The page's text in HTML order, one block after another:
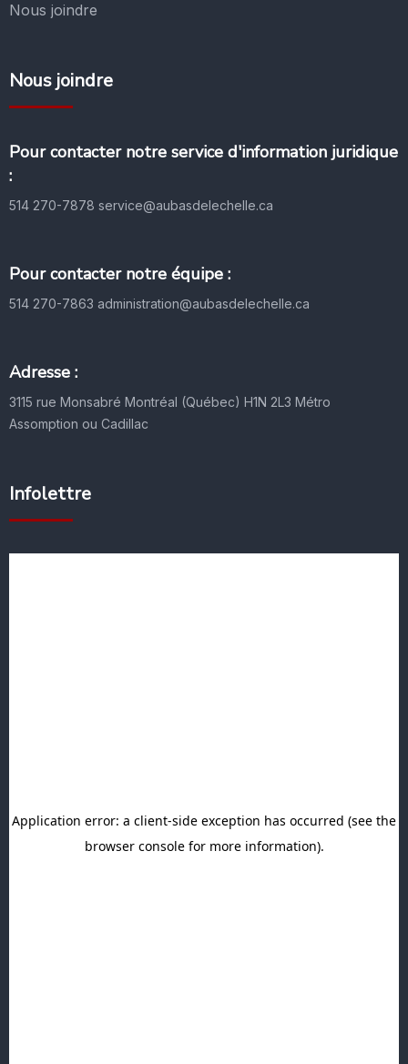
Nous joindre
Nous joindre
Pour contacter notre service d'information juridique
:
514 270-7878 service@aubasdelechelle.ca
Pour contacter notre équipe :
514 270-7863 administration@aubasdelechelle.ca
Adresse :
3115 rue Monsabré Montréal (Québec) H1N 2L3 Métro
Assomption ou Cadillac
Infolettre